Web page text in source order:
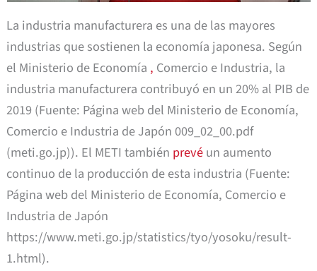
La industria manufacturera es una de las mayores
industrias que sostienen la economía japonesa. Según
el Ministerio de Economía , Comercio e Industria, la
industria manufacturera contribuyó en un 20% al PIB de
2019 (Fuente: Página web del Ministerio de Economía,
Comercio e Industria de Japón 009_02_00.pdf
(meti.go.jp)). El METI también prevéun aumento
continuo de la producción de esta industria (Fuente:
Página web del Ministerio de Economía, Comercio e
Industria de Japón
https://www.meti.go.jp/statistics/tyo/yosoku/result-
1.html).